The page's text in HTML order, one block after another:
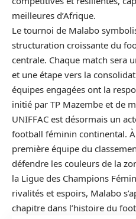
meilleures d’Afrique.
Le tournoi de Malabo
structuration croissante du
centrale. Chaque match sera
et une étape vers la
équipes engagées ont la
initié par TP Mazembe et de
UNIFFAC est désormais un
football féminin continental. À
première équipe du
défendre les couleurs de la
la Ligue des Champions
rivalités et espoirs, Malabo
chapitre dans l’histoire du